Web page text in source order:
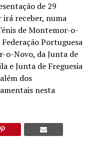
de 29
irá receber, numa
de Montemor-o-
Portuguesa
o-Novo, da Junta de
e Junta de Freguesia
dos
nesta